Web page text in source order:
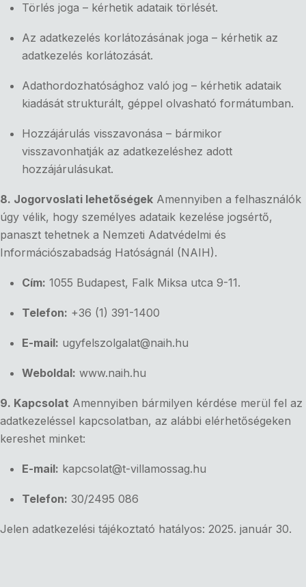
Törlés joga – kérhetik adataik törlését.
Az adatkezelés korlátozásának joga – kérhetik az
adatkezelés korlátozását.
Adathordozhatósághoz való jog – kérhetik adataik
kiadását strukturált, géppel olvasható formátumban.
Hozzájárulás visszavonása – bármikor
visszavonhatják az adatkezeléshez adott
hozzájárulásukat.
8. Jogorvoslati lehetőségek Amennyiben a felhasználók
úgy vélik, hogy személyes adataik kezelése jogsértő,
panaszt tehetnek a Nemzeti Adatvédelmi és
Információszabadság Hatóságnál (NAIH).
Cím: 1055 Budapest, Falk Miksa utca 9-11.
Telefon: +36 (1) 391-1400
E-mail: ugyfelszolgalat@naih.hu
Weboldal: www.naih.hu
9. Kapcsolat Amennyiben bármilyen kérdése merül fel az
adatkezeléssel kapcsolatban, az alábbi elérhetőségeken
kereshet minket:
E-mail: kapcsolat@t-villamossag.hu
Telefon: 30/2495 086
Jelen adatkezelési tájékoztató hatályos: 2025. január 30.